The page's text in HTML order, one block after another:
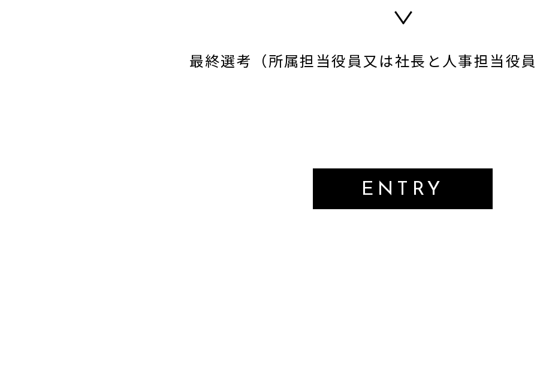
最終選考（所属担当役員又は社長と人事担当役員
ENTRY